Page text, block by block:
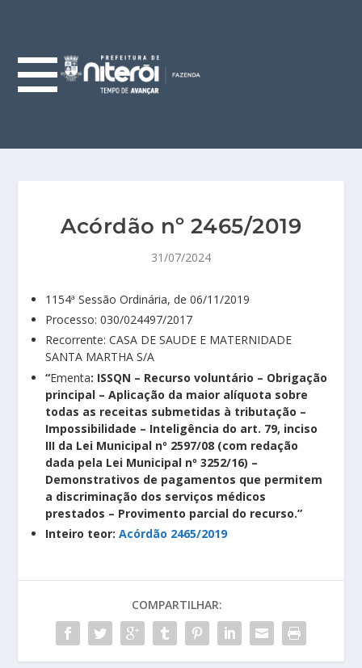
Acórdão nº 2465/2019
31/07/2024
1154ª Sessão Ordinária, de 06/11/2019
Processo: 030/024497/2017
Recorrente: CASA DE SAUDE E MATERNIDADE
SANTA MARTHA S/A
“Ementa: ISSQN – Recurso voluntário – Obrigação
principal – Aplicação da maior alíquota sobre
todas as receitas submetidas à tributação –
Impossibilidade – Inteligência do art. 79, inciso
III da Lei Municipal nº 2597/08 (com redação
dada pela Lei Municipal nº 3252/16) –
Demonstrativos de pagamentos que permitem
a discriminação dos serviços médicos
prestados – Provimento parcial do recurso.”
Inteiro teor: Acórdão 2465/2019
COMPARTILHAR: